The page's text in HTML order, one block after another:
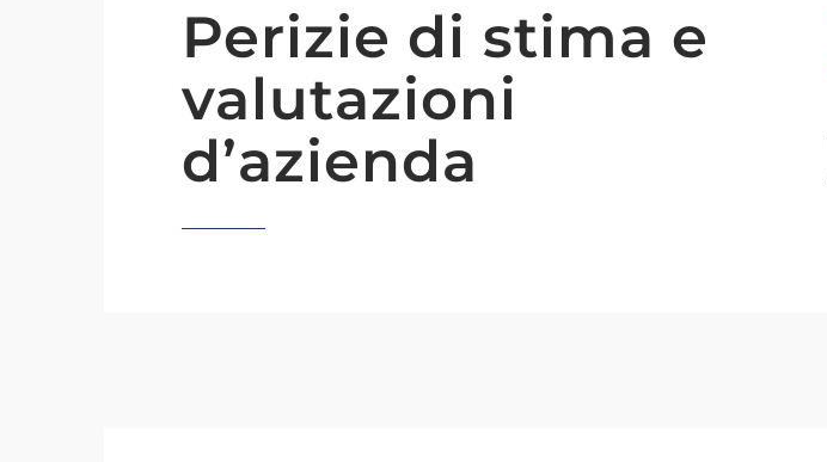
Perizie di stima e
valutazioni
d’azienda